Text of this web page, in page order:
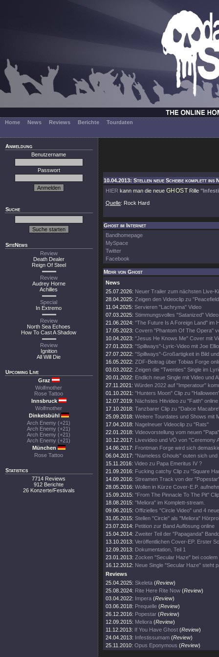
Home News Reviews Berichte Tourdaten
Anmeldung
Benutzername
Passwort
Suche
SiteNews
Review
Death Dealer
Reign Of Steel
Review
Audrey Horne
Achilles
Special
In Extremo
Review
North Sea Echoes
How To Cast A Shadow
Review
Ignition
All Will Die
Upcoming Live
Graz
Wolfmother
Rose Tattoo
Innsbruck
Wolfmother
Dinkelsbühl
Arch Enemy (+21)
Arch Enemy (+21)
Arch Enemy (+21)
Arch Enemy (+21)
München
Rose Tattoo
Statistics
7714 Reviews
912 Berichte
26 Konzerte/Festivals
10.04.2013: Stellen neue Scheibe komplett ins
HIER kann man die neue GHOST Rille
Quelle: Rock Hard
Ghost im Internet
Bandhomepage
MySpace
Twitter
Facebook
Mehr von Ghost
News
25.07.2026: Neuer Trailer zum nächsten Live-
28.04.2025: Zeigen den Videoclip zu
11.04.2025: Servieren "Lachryma" Video
07.03.2025: Stimmungsvolles "Satanized"
21.06.2024: "The Future Is A Foreign Land" im
17.05.2023: Covern "Phantom Of The Opera"
10.04.2023: "Jesus He Knows Me" Cover mit
27.01.2023: "Spillways"-Lyric-Video mit Joe
27.07.2022: "Spillways"-Großartigkeit in Bild
16.05.2022: ZDF-Beitrag über Tobias Forge
03.03.2022: Zeigen die "Twenties" Single im
20.01.2022: Endlich neue Single mit Video und
27.11.2021: Würden 2022 auf "Imperatour"
01.10.2021: "Hunters Moon" Clip zu
12.07.2019: Nächstes Hitvideo zu "Faith" online
17.10.2018: Tanzbarer Clip zu "Dabce
25.09.2018: Weitere Tourdates und Shows mit
17.04.2018: Nagelneuer Videoclip zu "Rats"
22.01.2018: Videovorstellung vom neuen "Papa"
10.12.2017: Livevideo und VÖ von "Ceremony
14.06.2017: Frontman Forge wird sich
06.04.2017: "Nameless Ghouls" outen sich und
15.11.2016: Video zu Papa Emeritus IV ?
21.09.2016: Fucking catchy Clip zu "Square
14.09.2016: Streamen Track von der
28.05.2016: Wollen in Kürze Cover-E.P.
15.09.2015: "From The Pinnacle To The Pit"
18.08.2015: "Meliora" im Komplett-stream.
09.06.2015: Offizielles "Circle Video" und 4
31.05.2015: Stellen "Circle" als "Meliora"
23.07.2014: Petition zur Band Auflösung online
15.04.2014: Zweiter Teil der "Papaganda"
13.10.2013: Veröffentlichen Cover-EP. Erster
12.09.2013: Dokumentation, Teil 1
23.01.2013: Zocken "Secular Haze" bei coolem
16.12.2012: Neue Single "Secular Haze" steht
Reviews
25.04.2025: Skeleta (Review)
25.08.2024: Rite Here Rite Now (Review)
03.04.2022: Impera (Review)
03.06.2018: Prequelle (Review)
26.12.2016: Popestar (Review)
12.09.2015: Meliora (Review)
11.12.2013: If You Have Ghost (Review)
24.04.2013: Infestissumam (Review)
25.11.2010: Opus Eponymous (Review)